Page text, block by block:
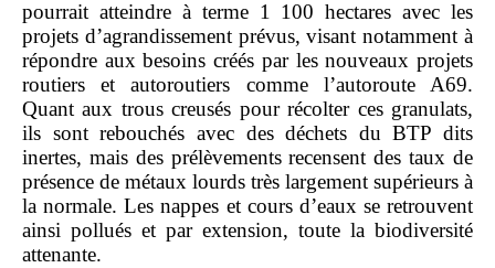
pourrait atteindre à terme 1 100 hectares avec les
projets d’agrandissement prévus, visant notamment à
répondre aux besoins créés par les nouveaux projets
routiers et autoroutiers comme l’autoroute A69.
Quant aux trous creusés pour récolter ces granulats,
ils sont rebouchés avec des déchets du BTP dits
inertes, mais des prélèvements recensent des taux de
présence de métaux lourds très largement supérieurs à
la normale. Les nappes et cours d’eaux se retrouvent
ainsi pollués et par extension, toute la biodiversité
attenante.